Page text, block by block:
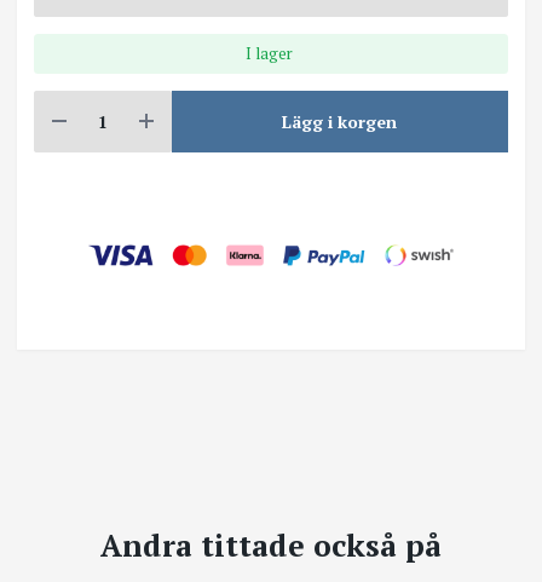
I lager
Lägg i korgen
Andra tittade också på